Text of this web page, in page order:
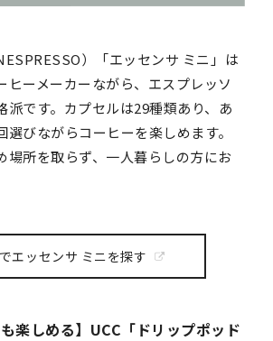
）「エッセンサ ミニ」は
ヒーメーカーながら、エスプレッソ
派です。カプセルは29種類あり、あ
びながらコーヒーを楽しめます。
場所を取らず、一人暮らしの方にお
でエッセンサ ミニを探す
も楽しめる】UCC「ドリップポッド